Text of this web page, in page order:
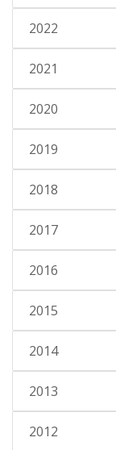
2022
2021
2020
2019
2018
2017
2016
2015
2014
2013
2012